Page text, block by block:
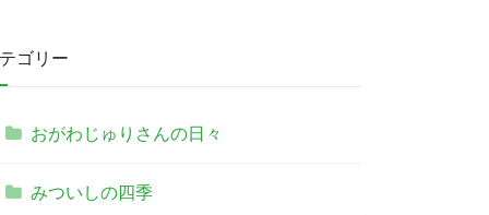
ゴリー
おがわじゅりさんの日々
みついしの四季